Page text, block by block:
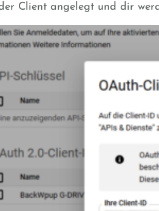
Client angelegt und dir